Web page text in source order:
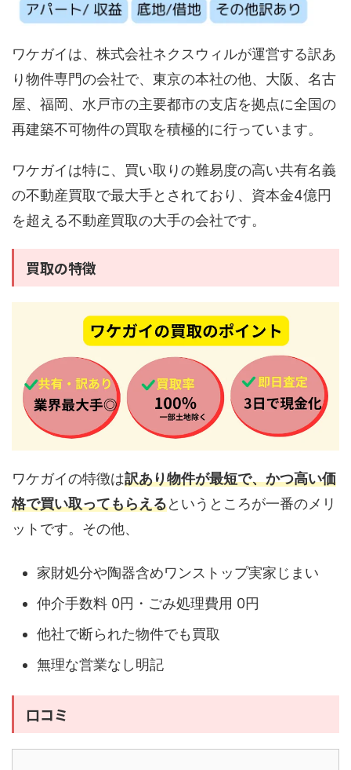
ワケガイは、株式会社ネクスウィルが運営する訳あ
り物件専門の会社で、東京の本社の他、大阪、名古
屋、福岡、水戸市の主要都市の支店を拠点に全国の
再建築不可物件の買取を積極的に行っています。
ワケガイは特に、買い取りの難易度の高い共有名義
の不動産買取で最大手とされており、資本金4億円
を超える不動産買取の大手の会社です。
買取の特徴
ワケガイの特徴は訳あり物件が最短で、かつ高い価
格で買い取ってもらえるというところが一番のメリ
ットです。その他、
家財処分や陶器含めワンストップ実家じまい
仲介手数料 0円・ごみ処理費用 0円
他社で断られた物件でも買取
無理な営業なし明記
口コミ